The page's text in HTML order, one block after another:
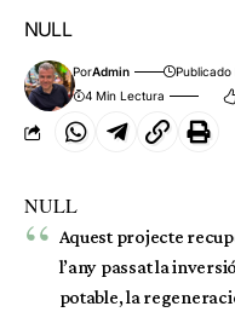
NULL
PorAdmin
4 Min Lectura
NULL
Aquest projecte
l’any passat la
potable, la